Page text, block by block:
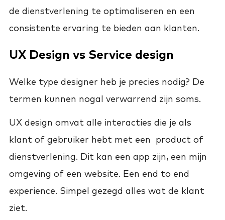
de dienstverlening te optimaliseren en een
consistente ervaring te bieden aan klanten.
UX Design vs Service design
Welke type designer heb je precies nodig? De
termen kunnen nogal verwarrend zijn soms.
UX design omvat alle interacties die je als
klant of gebruiker hebt met een product of
dienstverlening. Dit kan een app zijn, een mijn
omgeving of een website. Een end to end
experience. Simpel gezegd alles wat de klant
ziet.